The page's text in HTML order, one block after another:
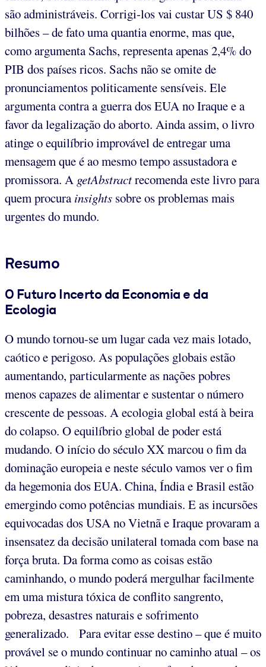
são administráveis. Corrigi-los vai custar US $ 840
bilhões – de fato uma quantia enorme, mas que,
como argumenta Sachs, representa apenas 2,4% do
PIB dos países ricos. Sachs não se omite de
pronunciamentos politicamente sensíveis. Ele
argumenta contra a guerra dos EUA no Iraque e a
favor da legalização do aborto. Ainda assim, o livro
atinge o equilíbrio improvável de entregar uma
mensagem que é ao mesmo tempo assustadora e
promissora. A getAbstractrecomenda este livro para
quem procurainsights sobre os problemas mais
urgentes do mundo.
Resumo
O Futuro Incerto da Economia e da
Ecologia
O mundo tornou-se um lugar cada vez mais lotado,
caótico e perigoso. As populações globais estão
aumentando, particularmente as nações pobres
menos capazes de alimentar e sustentar o número
crescente de pessoas. A ecologia global está à beira
do colapso. O equilíbrio global de poder está
mudando. O início do século XX marcou o fim da
dominação europeia e neste século vamos ver o fim
da hegemonia dos EUA. China, Índia e Brasil estão
emergindo como potências mundiais. E as incursões
equivocadas dos USA no Vietnã e Iraque provaram a
insensatez da decisão unilateral tomada com base na
força bruta. Da forma como as coisas estão
caminhando, o mundo poderá mergulhar facilmente
em uma mistura tóxica de conflito sangrento,
pobreza, desastres naturais e sofrimento
generalizado. Para evitar esse destino – que é muito
provável se o mundo continuar no caminho atual – os